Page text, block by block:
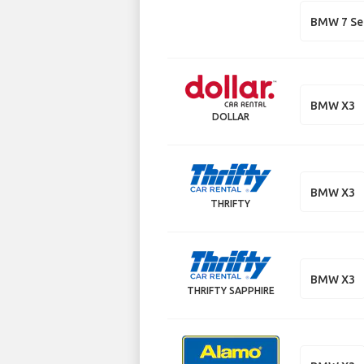
BMW 7
DOLLAR
BMW X3
THRIFTY
BMW X3
THRIFTY SAPPHIRE
BMW X3